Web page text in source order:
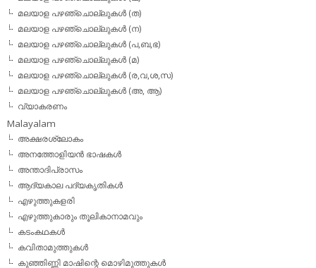
മലയാള പഴഞ്ചൊല്ലുകള്‍ (ത)
മലയാള പഴഞ്ചൊല്ലുകള്‍ (ന)
മലയാള പഴഞ്ചൊല്ലുകള്‍ (പ,ബ,ഭ)
മലയാള പഴഞ്ചൊല്ലുകള്‍ (മ)
മലയാള പഴഞ്ചൊല്ലുകള്‍ (ര,വ,ശ,സ)
മലയാള പഴഞ്ചൊല്ലുകൾ (അ, ആ)
വ്യാകരണം
Malayalam
അക്ഷരശ്ലോകം
അനത്തോളിയന്‍ ഭാഷകള്‍
അന്താദിപ്രാസം
ആദ്യകാല പദ്യകൃതികള്‍
എഴുത്തുകളരി
എഴുത്തുകാരും തൂലികാനാമവും
കടംകഥകള്‍
കവിതാമുത്തുകള്‍
കുഞ്ഞിണ്ണി മാഷിന്റെ മൊഴിമുത്തുകള്‍